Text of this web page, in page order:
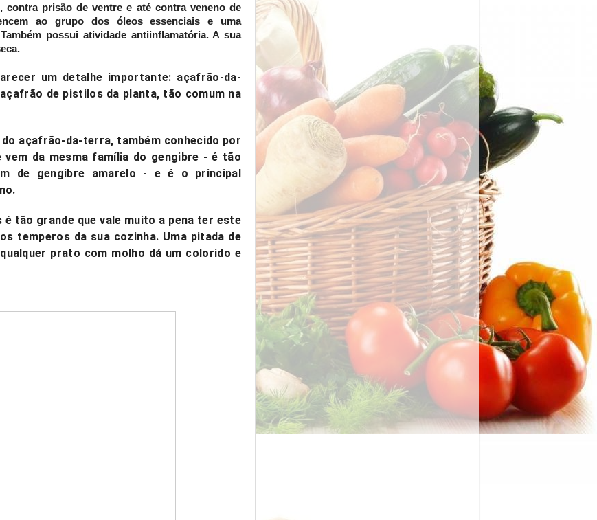
prisão de ventre e até contra veneno de
ao grupo dos óleos essenciais e uma
possui atividade antiinflamatória. A sua
um detalhe importante: açafrão-da-
de pistilos da planta, tão comum na
açafrão-da-terra, também conhecido por
vem da mesma família do gengibre - é tão
de gengibre amarelo - e é o principal
tão grande que vale muito a pena ter este
temperos da sua cozinha. Uma pitada de
prato com molho dá um colorido e